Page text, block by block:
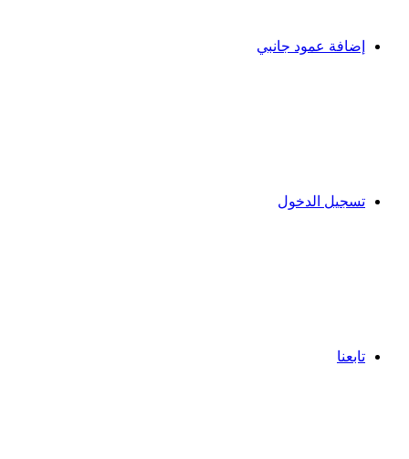
إضافة عمود جانبي
تسجيل الدخول
تابعنا